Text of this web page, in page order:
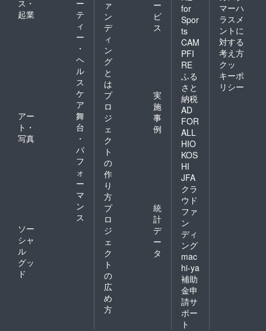
ス・
起業
ー
テ
ィ
ー
・
ヘ
ル
ス
ケ
ア
アー
ト・
写真
舞
台
・
パ
フ
ォ
ー
マ
ン
ス
ソー
シャ
ル
グッ
ド
ァ
ン
デ
ィ
ン
グ
と
は
ー
ビ
ス
プ
ロ
ジ
ェ
ク
ト
の
作
り
方
実
施
事
例
プ
ロ
ジ
ェ
ク
ト
の
広
め
方
統
計
デ
ー
タ
for
Spor
ts
CAM
PFI
RE
ふる
さと
納税
AD
FOR
ALL
HIO
KOS
HI
JFA
クラ
ウド
ファ
ン
ディ
ング
mac
hi-ya
補助
金申
請サ
ポー
ト
マーハ
ラスメ
ントに
対する
考え方
クッ
キーポ
リシー